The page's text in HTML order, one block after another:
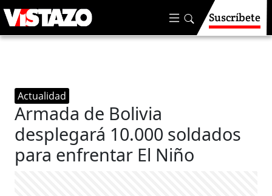
Suscríbete
Actualidad
Armada de Bolivia
desplegará 10.000 soldados
para enfrentar El Niño